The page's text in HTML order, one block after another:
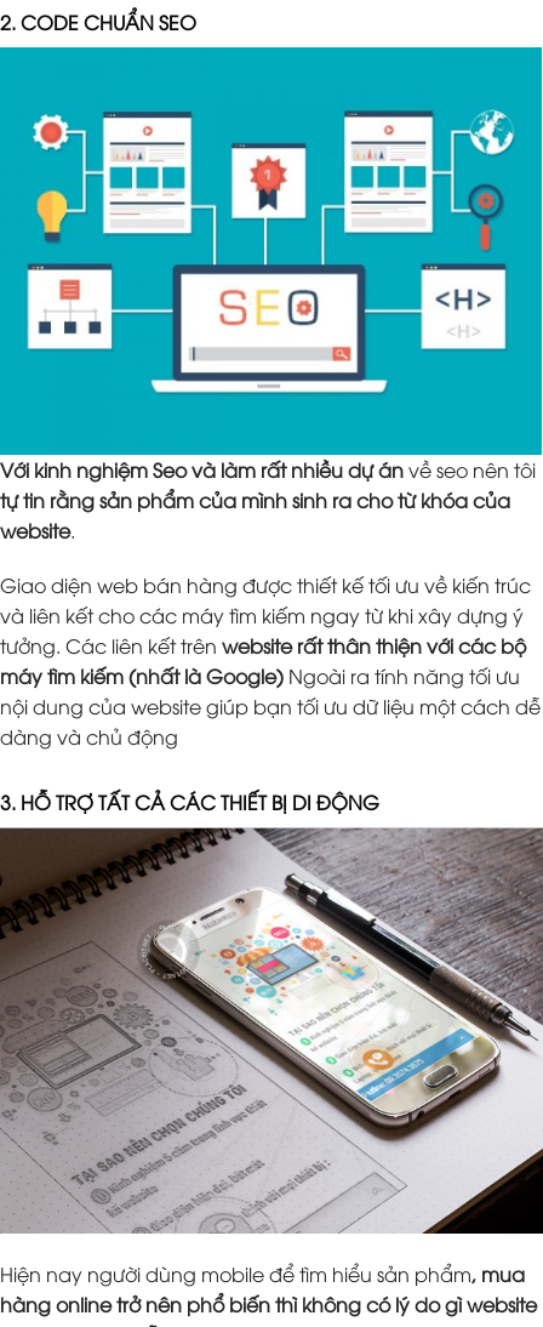
2. CODE CHUẨN SEO
Với kinh nghiệm Seo và làm rất nhiều dự ánvề seo nên tôi
tự tin rằng sản phẩm của mình sinh ra cho từ khóa của
website.
Giao diện web bán hàng được thiết kế tối ưu về kiến trúc
và liên kết cho các máy tìm kiếm ngay từ khi xây dựng ý
tưởng. Các liên kết trên website rất thân thiện với các bộ
máy tìm kiếm (nhất là Google) Ngoài ra tính năng tối ưu
nội dung của website giúp bạn tối ưu dữ liệu một cách dễ
dàng và chủ động
3. HỖ TRỢ TẤT CẢ CÁC THIẾT BỊ DI ĐỘNG
Hiện nay người dùng mobile để tìm hiểu sản phẩm, mua
hàng online trở nên phổ biến thì không có lý do gì website